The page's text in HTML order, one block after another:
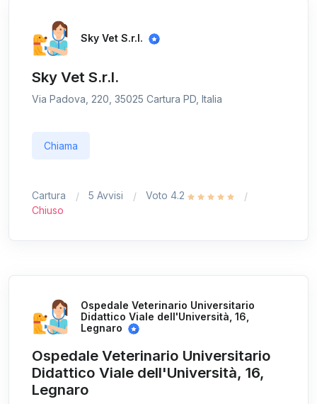
Sky Vet S.r.l.
Sky Vet S.r.l.
Via Padova, 220, 35025 Cartura PD, Italia
Chiama
Cartura 5 Avvisi
Voto 4.2
Chiuso
Ospedale Veterinario Universitario
Didattico Viale dell'Università, 16,
Legnaro
Ospedale Veterinario Universitario
Didattico Viale dell'Università, 16,
Legnaro